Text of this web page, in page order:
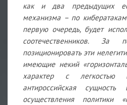
как и два предыдущих
механизма – по
первую очередь, будет
соотечественников. За
позиционировать эти
имеющие некий
характер с легкостью
антироссийская
осуществления политики